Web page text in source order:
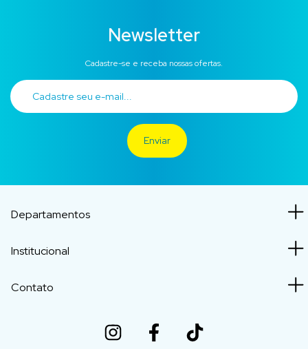
Newsletter
Cadastre-se e receba nossas ofertas.
Departamentos
Institucional
Contato